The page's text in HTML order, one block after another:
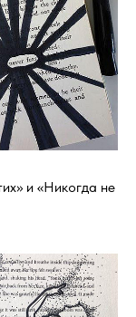
и «Никогда не